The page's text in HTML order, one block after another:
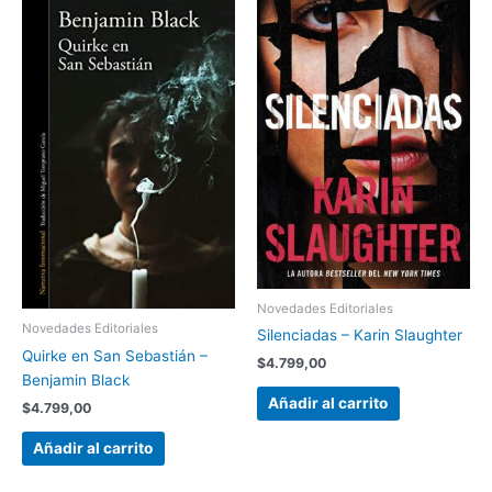
Novedades Editoriales
Quirke en San Sebastián –
Benjamin Black
$4.799,00
Añadir al carrito
Novedades Editoriales
Silenciadas – Karin Slaughter
$4.799,00
Añadir al carrito